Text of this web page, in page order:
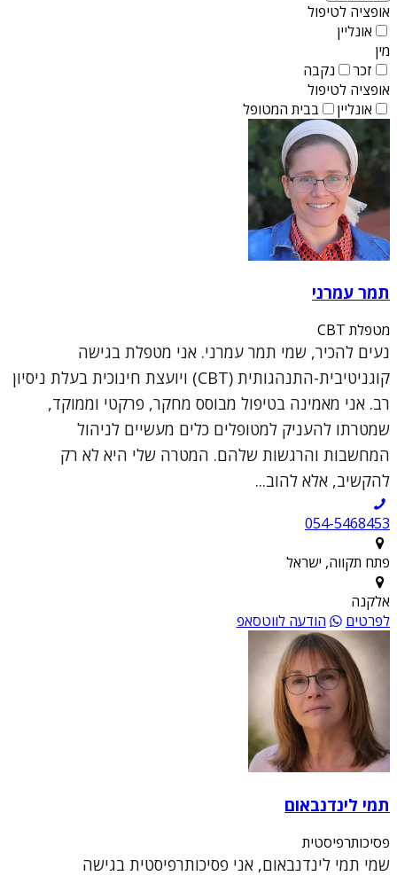
אופציה לטיפול
אונליין
מין
זכר
נקבה
אופציה לטיפול
אונליין
בבית המטופל
תמר עמרני
מטפלת CBT
נעים להכיר, שמי תמר עמרני. אני מטפלת בגישה
קוגניטיבית-התנהגותית (CBT) ויועצת חינוכית בעלת ניסיון
רב. אני מאמינה בטיפול מבוסס מחקר, פרקטי וממוקד,
שמטרתו להעניק למטופלים כלים מעשיים לניהול
המחשבות והרגשות שלהם. המטרה שלי היא לא רק
להקשיב, אלא להוב...
054-5468453
פתח תקווה, ישראל
אלקנה
לפרטים
הודעה לווטסאפ
תמי לינדנבאום
פסיכותרפיסטית
שמי תמי לינדנבאום, אני פסיכותרפיסטית בגישה